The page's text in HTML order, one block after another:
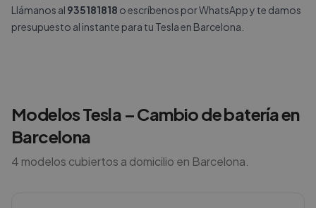
Llámanos al 935181818 o escríbenos porWhatsAppy te damos
presupuesto al instante para tu Tesla en Barcelona.
ModelosTesla – Cambio de batería en
Barcelona
4 modelos cubiertos a domicilio en Barcelona